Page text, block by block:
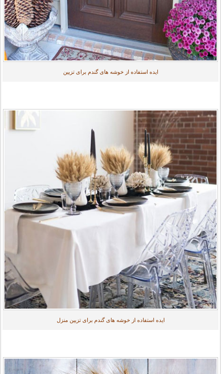
ایده استفاده از خوشه های گندم برای تزیین
ایده استفاده از خوشه های گندم برای تزیین منزل